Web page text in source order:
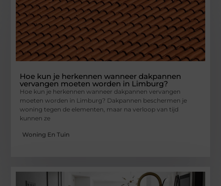
Hoe kun je herkennen wanneer dakpannen
vervangen moeten worden in Limburg?
Hoe kun je herkennen wanneer dakpannen vervangen
moeten worden in Limburg? Dakpannen beschermen je
woning tegen de elementen, maar na verloop van tijd
kunnen ze
Woning En Tuin